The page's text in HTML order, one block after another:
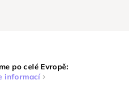
po celé Evropě:
informací